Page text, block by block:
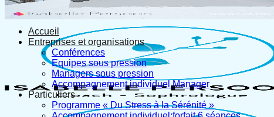
Accueil
Entreprises et organisations
Conférences
Equipes sous pression
Managers sous pression
Accompagnement individuel Manager
Particuliers
Programme « Du Stress à la Sérénité »